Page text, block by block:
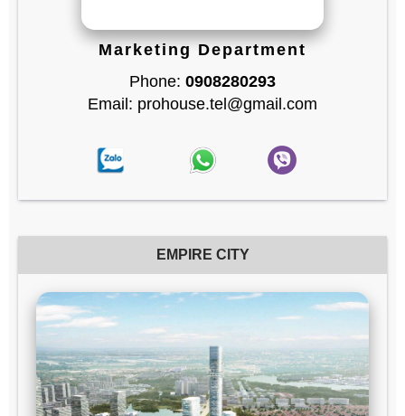
Marketing Department
Phone: 0908280293
Email: prohouse.tel@gmail.com
EMPIRE CITY